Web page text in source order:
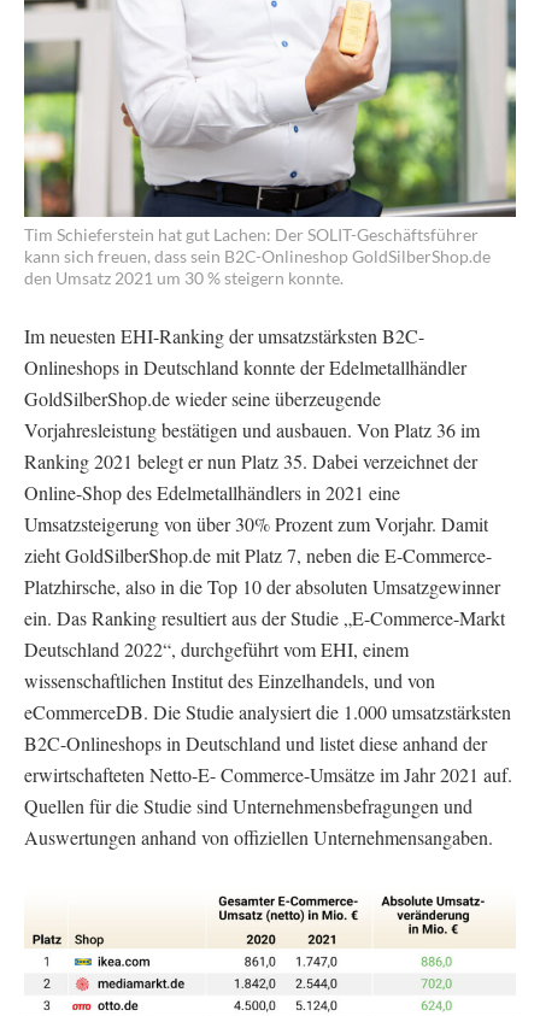
Tim Schieferstein hat gut Lachen: Der SOLIT-Geschäftsführer
kann sich freuen, dass sein B2C-Onlineshop GoldSilberShop.de
den Umsatz 2021 um 30 % steigern konnte.
Im neuesten EHI-Ranking der umsatzstärksten B2C-
Onlineshops in Deutschland konnte der Edelmetallhändler
GoldSilberShop.de wieder seine überzeugende
Vorjahresleistung bestätigen und ausbauen. Von Platz 36 im
Ranking 2021 belegt er nun Platz 35. Dabei verzeichnet der
Online-Shop des Edelmetallhändlers in 2021 eine
Umsatzsteigerung von über 30% Prozent zum Vorjahr. Damit
zieht GoldSilberShop.de mit Platz 7, neben die E-Commerce-
Platzhirsche, also in die Top 10 der absoluten Umsatzgewinner
ein. Das Ranking resultiert aus der Studie „E-Commerce-Markt
Deutschland 2022“, durchgeführt vom EHI, einem
wissenschaftlichen Institut des Einzelhandels, und von
eCommerceDB. Die Studie analysiert die 1.000 umsatzstärksten
B2C-Onlineshops in Deutschland und listet diese anhand der
erwirtschafteten Netto-E- Commerce-Umsätze im Jahr 2021 auf.
Quellen für die Studie sind Unternehmensbefragungen und
Auswertungen anhand von offiziellen Unternehmensangaben.